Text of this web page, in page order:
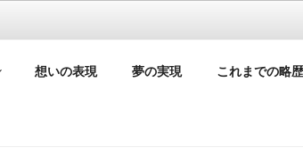
ており ゆうこう
想いの表現 夢の実現 これまでの略歴